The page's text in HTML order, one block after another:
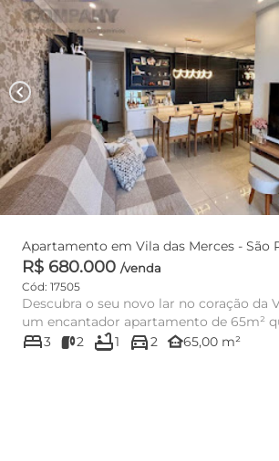
chevron_left
Apartamento em Vila
R$ 680.000 /venda
Cód: 17505
Descubra o seu novo lar no coração da
um encantador apartamento de 65m²
conforto e praticid...
bed3 2 bathtub1 directions_car2 other_houses65,00 m²